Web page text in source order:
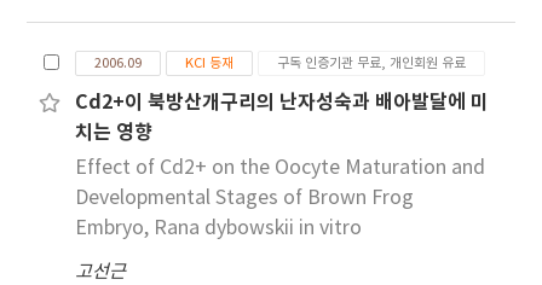
며 배양이 용이하고 치사율, 기형율, 성장률, 기형양
상 등이 참고문헌들과 비교하였을 때 유사한 결과를
나타내어 참개구리 배아를 활용한 시험기법은 화학물
으로 판단된다.
2006.09 KCI 등재 구독 인증기관 무료, 개인회원 유료
Cd2+이 북방산개구리의 난자성숙과 배아발달에 미
치는 영향
Effect of Cd2+ on the Oocyte Maturation and
Developmental Stages of Brown Frog
Embryo, Rana dybowskii in vitro
고선근